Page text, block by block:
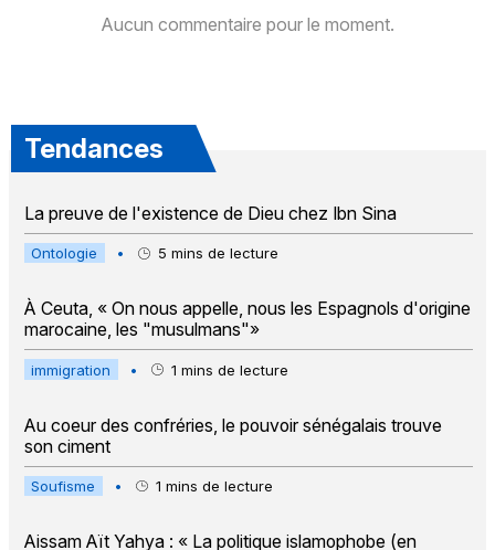
Aucun commentaire pour le moment.
Tendances
La preuve de l'existence de Dieu chez Ibn Sina
Ontologie • 5 mins de lecture
À Ceuta, « On nous appelle, nous les Espagnols d'origine
marocaine, les "musulmans"»
immigration • 1 mins de lecture
Au coeur des confréries, le pouvoir sénégalais trouve
son ciment
Soufisme • 1 mins de lecture
Aissam Aït Yahya : « La politique islamophobe (en